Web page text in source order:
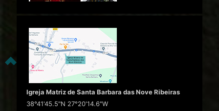
Igreja Matriz de Santa Barbara das Nove Ribeiras
38°41'45.5"N 27°20'14.6"W